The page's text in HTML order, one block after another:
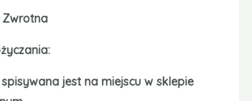
Zwrotna
:
jest na miejscu w sklepie